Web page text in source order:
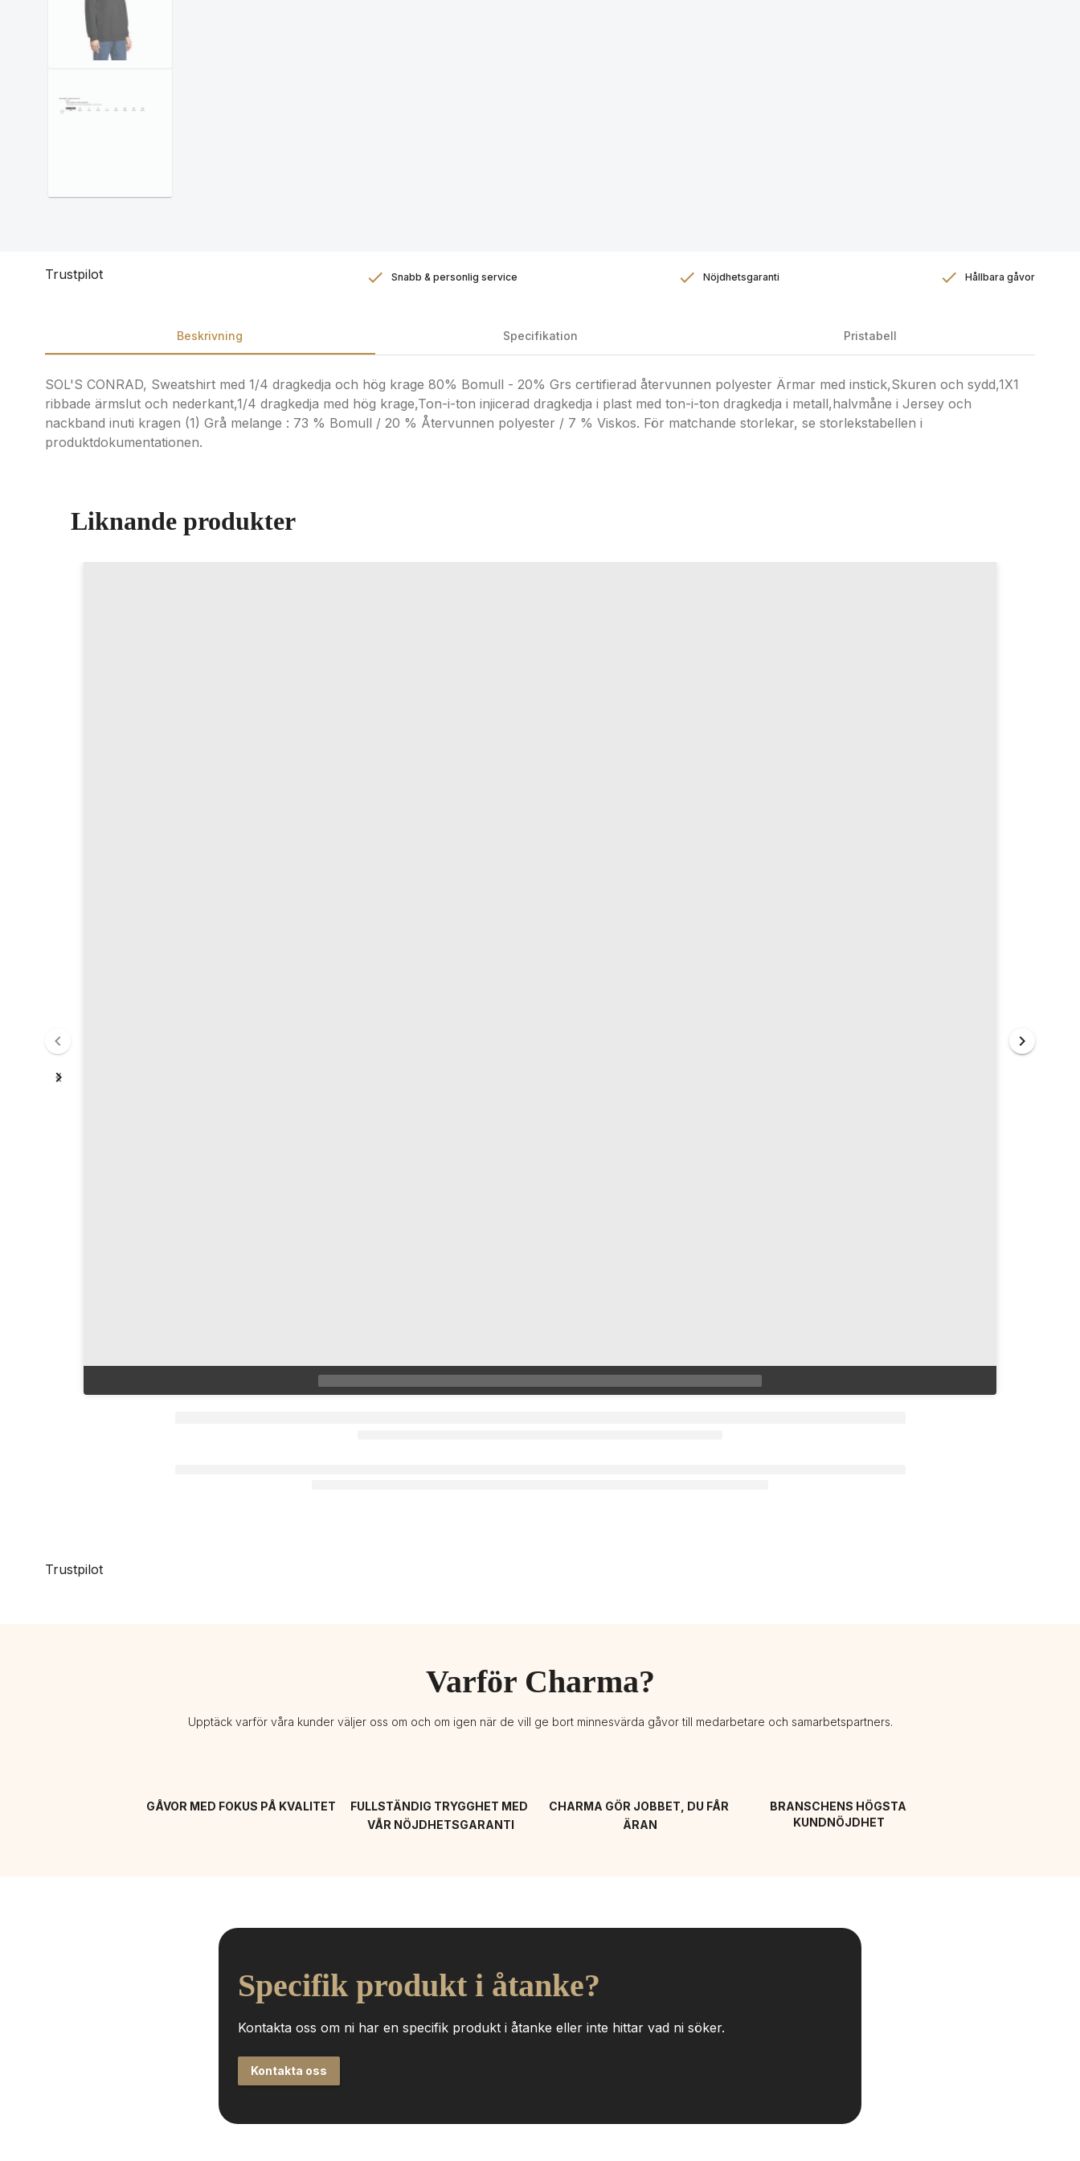
Trustpilot Snabb & personlig service Nöjdhetsgaranti Hållbara gåvor
Beskrivning Specifikation Pristabell
SOL'S CONRAD, Sweatshirt med 1/4 dragkedja och hög krage 80% Bomull - 20% Grs certifierad återvunnen polyester Ärmar med instick,Skuren och sydd,1X1
ribbade ärmslut och nederkant,1/4 dragkedja med hög krage,Ton-i-ton injicerad dragkedja i plast med ton-i-ton dragkedja i metall,halvmåne i Jersey och
nackband inuti kragen (1) Grå melange : 73 % Bomull / 20 % Återvunnen polyester / 7 % Viskos. För matchande storlekar, se storlekstabellen i
produktdokumentationen.
Liknande produkter
Trustpilot
Varför Charma?
Upptäck varför våra kunder väljer oss om och om igen när de vill ge bort minnesvärda gåvor till medarbetare och samarbetspartners.
GÅVOR MED FOKUS PÅ KVALITET
FULLSTÄNDIG TRYGGHET MED
VÅR NÖJDHETSGARANTI
CHARMA GÖR JOBBET, DU FÅR
ÄRAN
BRANSCHENS HÖGSTA
KUNDNÖJDHET
Specifik produkt i åtanke?
Kontakta oss om ni har en specifik produkt i åtanke eller inte hittar vad ni söker.
Kontakta oss